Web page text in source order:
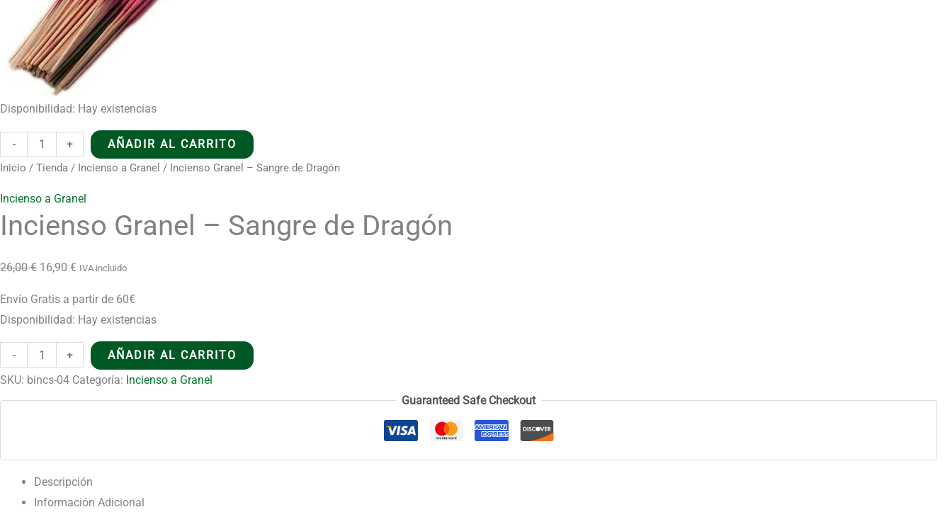
Disponibilidad: Hay existencias
-
Incienso
Granel
Sangre
de
cantidad
+ AÑADIR AL CARRITO
Inicio / Tienda / Incienso a Granel / Incienso Granel – Sangre de Dragón
Incienso a Granel
Incienso Granel – Sangre de Dragón
26,00€ El
original
era:
26,00 €.
16,90 € El
actual
es:
16,90 €.
IVA incluido
Envío Gratis a partir de 60€
Disponibilidad: Hay existencias
-
Incienso
Granel
cantidad
+
AÑADIR AL CARRITO
SKU: bincs-04 Categoría: Incienso a Granel
Guaranteed Safe Checkout
Descripción
Información Adicional